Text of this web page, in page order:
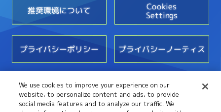
推奨環境について Cookies
Settings
プライバシーポリシー プライバシーノーティス
お問い合わせ
We use cookies to improve your experience on our
website, to personalize content and ads, to provide
social media features and to analyze our traffic. We